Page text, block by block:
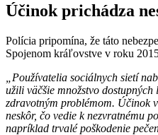
Účinok prichádza
Polícia pripomína, že táto
Spojenom kráľovstve v roku
„Používatelia sociálnych sietí
užili väčšie množstvo
zdravotným problémom. Účinok
neskôr, čo vedie k nezvratnému
napríklad trvalé poškodenie